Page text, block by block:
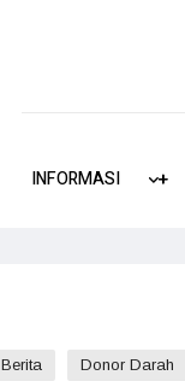
+
+
INFORMASI
Berita Donor Darah